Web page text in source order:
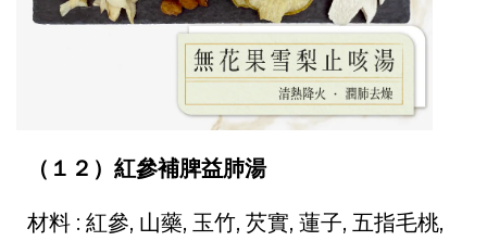
（１２）紅參補脾益肺湯
材料 : 紅參, 山藥, 玉竹, 芡實, 蓮子, 五指毛桃,